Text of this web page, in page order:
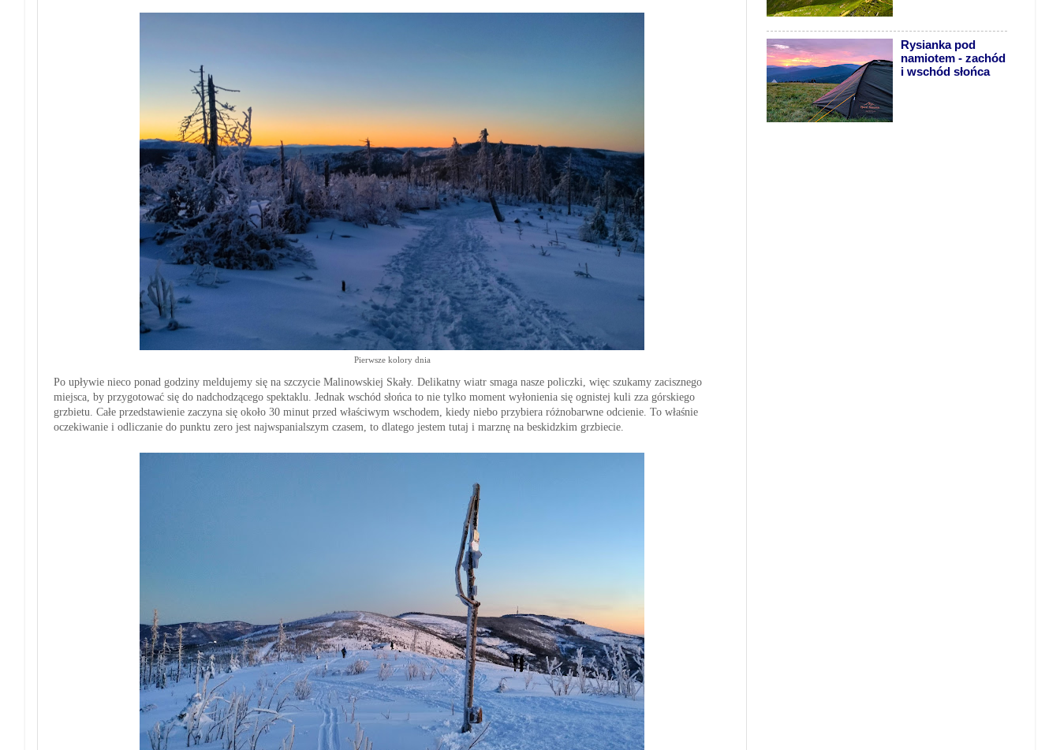
Pierwsze kolory dnia
Po upływie nieco ponad godziny meldujemy się na szczycie Malinowskiej Skały. Delikatny wiatr smaga nasze policzki, więc szukamy zacisznego
miejsca, by przygotować się do nadchodzącego spektaklu. Jednak wschód słońca to nie tylko moment wyłonienia się ognistej kuli zza górskiego
grzbietu. Całe przedstawienie zaczyna się około 30 minut przed właściwym wschodem, kiedy niebo przybiera różnobarwne odcienie. To właśnie
oczekiwanie i odliczanie do punktu zero jest najwspanialszym czasem, to dlatego jestem tutaj i marznę na beskidzkim grzbiecie.
Rysianka pod
namiotem - zachód
i wschód słońca